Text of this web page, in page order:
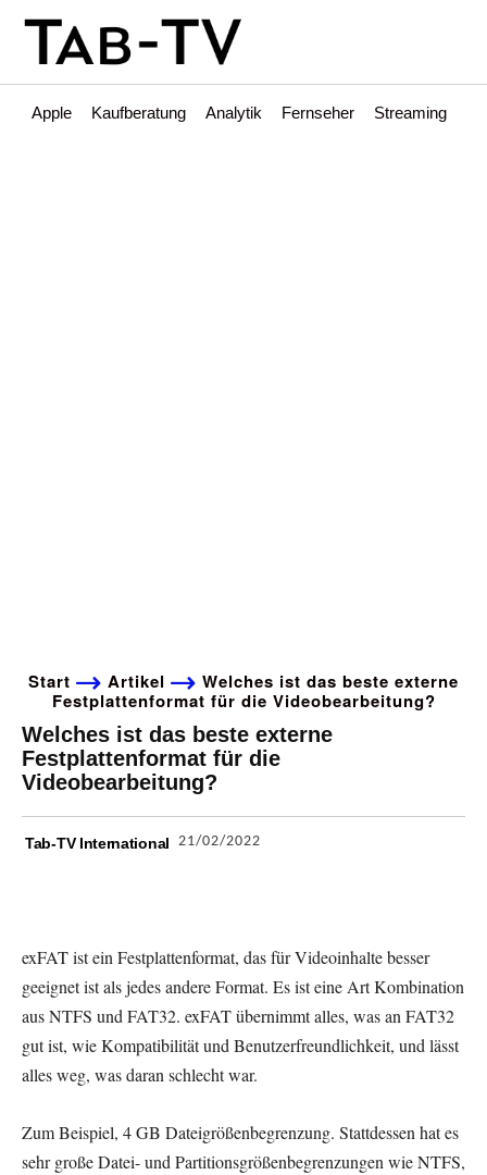
Apple Kaufberatung Analytik Fernseher Streaming
Start Artikel
Welches ist das beste externe
Festplattenformat für die Videobearbeitung?
Welches ist das beste externe
Festplattenformat für die
Videobearbeitung?
Tab-TV International 21/02/2022
exFAT ist ein Festplattenformat, das für Videoinhalte besser
geeignet ist als jedes andere Format. Es ist eine Art Kombination
aus NTFS und FAT32. exFAT übernimmt alles, was an FAT32
gut ist, wie Kompatibilität und Benutzerfreundlichkeit, und lässt
alles weg, was daran schlecht war.
Zum Beispiel, 4 GB Dateigrößenbegrenzung. Stattdessen hat es
sehr große Datei- und Partitionsgrößenbegrenzungen wie NTFS,